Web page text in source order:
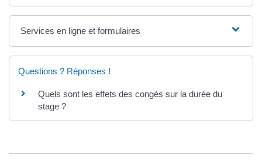
Services en ligne et formulaires
Questions ? Réponses !
Quels sont les effets des congés sur la durée du
stage ?